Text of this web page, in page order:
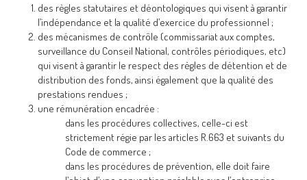
des règles statutaires et déontologiques qui visent à garantir
l’indépendance et la qualité d’exercice du professionnel ;
des mécanismes de contrôle (commissariat aux comptes,
surveillance du Conseil National, contrôles périodiques, etc)
qui visent à garantir le respect des règles de détention et de
distribution des fonds, ainsi également que la qualité des
prestations rendues ;
une rémunération encadrée :
dans les procédures collectives, celle-ci est
strictement régie par les articles R.663 et suivants du
Code de commerce ;
dans les procédures de prévention, elle doit faire